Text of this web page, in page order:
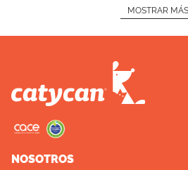
MOSTRAR MÁS
NOSOTROS